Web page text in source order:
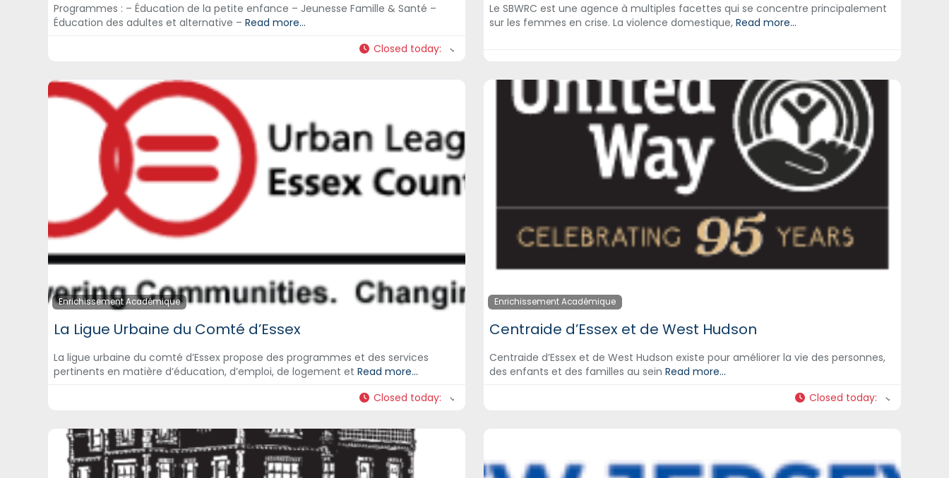
Programmes : – Éducation de la petite enfance – Jeunesse Famille & Santé –
Éducation des adultes et alternative –Read more...
Closed today:
Le SBWRC est une agence à multiples facettes qui se concentre principalement
sur les femmes en crise. La violence domestique, Read more...
Enrichissement Académique
La Ligue Urbaine du Comté d’Essex
La ligue urbaine du comté d’Essex propose des programmes et des services
pertinents en matière d’éducation, d’emploi, de logement etRead more...
Closed today:
Enrichissement Académique
Centraide d’Essex et de West Hudson
Centraide d’Essex et de West Hudson existe pour améliorer la vie des personnes,
des enfants et des familles au sein Read more...
Closed today: